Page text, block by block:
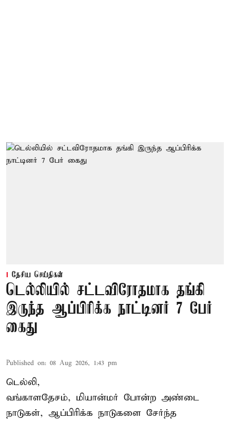
தேசிய செய்திகள்
டெல்லியில் சட்டவிரோதமாக தங்கி
இருந்த ஆப்பிரிக்க நாட்டினர் 7 பேர்
கைது
Published on: 08 Aug 2026, 1:43 pm
டெல்லி,
வங்காளதேசம், மியான்மர் போன்ற அண்டை
நாடுகள், ஆப்பிரிக்க நாடுகளை சேர்ந்த